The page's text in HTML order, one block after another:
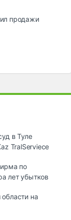
продажи
в Туле
TralServiece
по
лет убытков
на